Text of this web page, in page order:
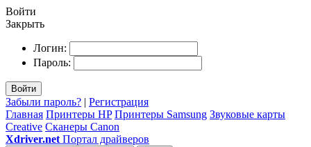
Войти
Закрыть
Логин:
Пароль:
Войти
Забыли пароль? | Регистрация
Главная Принтеры HP Принтеры Samsung Звуковые карты
Creative Сканеры Canon
Xdriver.net Портал драйверов